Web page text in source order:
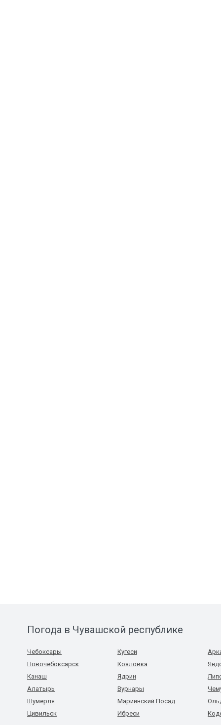
Погода в Чувашской республике
Чебоксары
Новочебоксарск
Канаш
Алатырь
Шумерля
Цивильск
Кугеси
Козловка
Ядрин
Вурнары
Мариинский Посад
Ибреси